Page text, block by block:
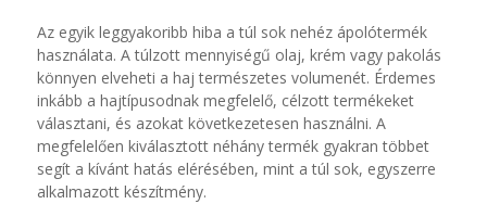
Az egyik leggyakoribb hiba a túl sok nehéz ápolótermék
használata. A túlzott mennyiségű olaj, krém vagy pakolás
könnyen elveheti a haj természetes volumenét. Érdemes
inkább a hajtípusodnak megfelelő, célzott termékeket
választani, és azokat következetesen használni. A
megfelelően kiválasztott néhány termék gyakran többet
segít a kívánt hatás elérésében, mint a túl sok, egyszerre
alkalmazott készítmény.